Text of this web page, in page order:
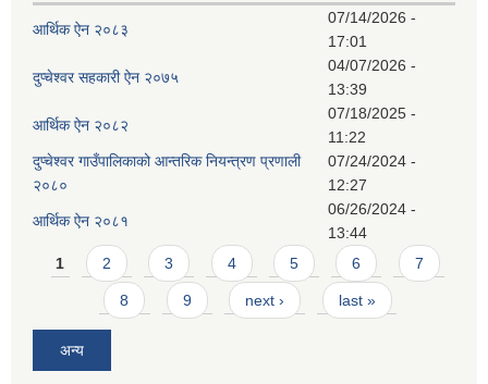
आर्थिक ऐन २०८३
07/14/2026 -
17:01
दुप्चेश्वर सहकारी ऐन २०७५
04/07/2026 -
13:39
आर्थिक ऐन २०८२
07/18/2025 -
11:22
दुप्चेश्वर गाउँपालिकाको आन्तरिक नियन्त्रण प्रणाली
२०८०
07/24/2024 -
12:27
आर्थिक ऐन २०८१
06/26/2024 -
13:44
Pages
1 2 3 4 5 6 7
8 9 next › last »
अन्य